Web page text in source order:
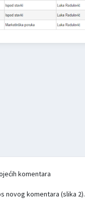
komentara
novog komentara (slika 2).